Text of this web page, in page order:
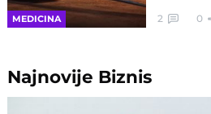
MEDICINA 2 0
Najnovije Biznis